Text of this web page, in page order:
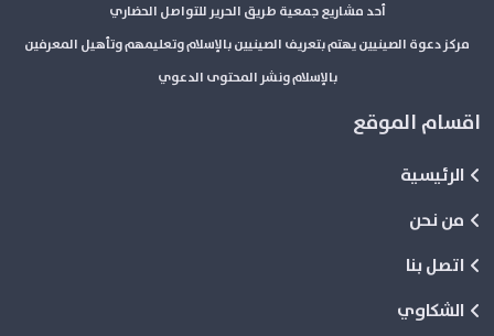
أحد مشاريع جمعية طريق الحرير للتواصل الحضاري
مركز دعوة الصينيين يهتم بتعريف الصينيين بالإسلام وتعليمهم وتأهيل المعرفين
بالإسلام ونشر المحتوى الدعوي
اقسام الموقع
الرئيسية
من نحن
اتصل بنا
الشكاوي